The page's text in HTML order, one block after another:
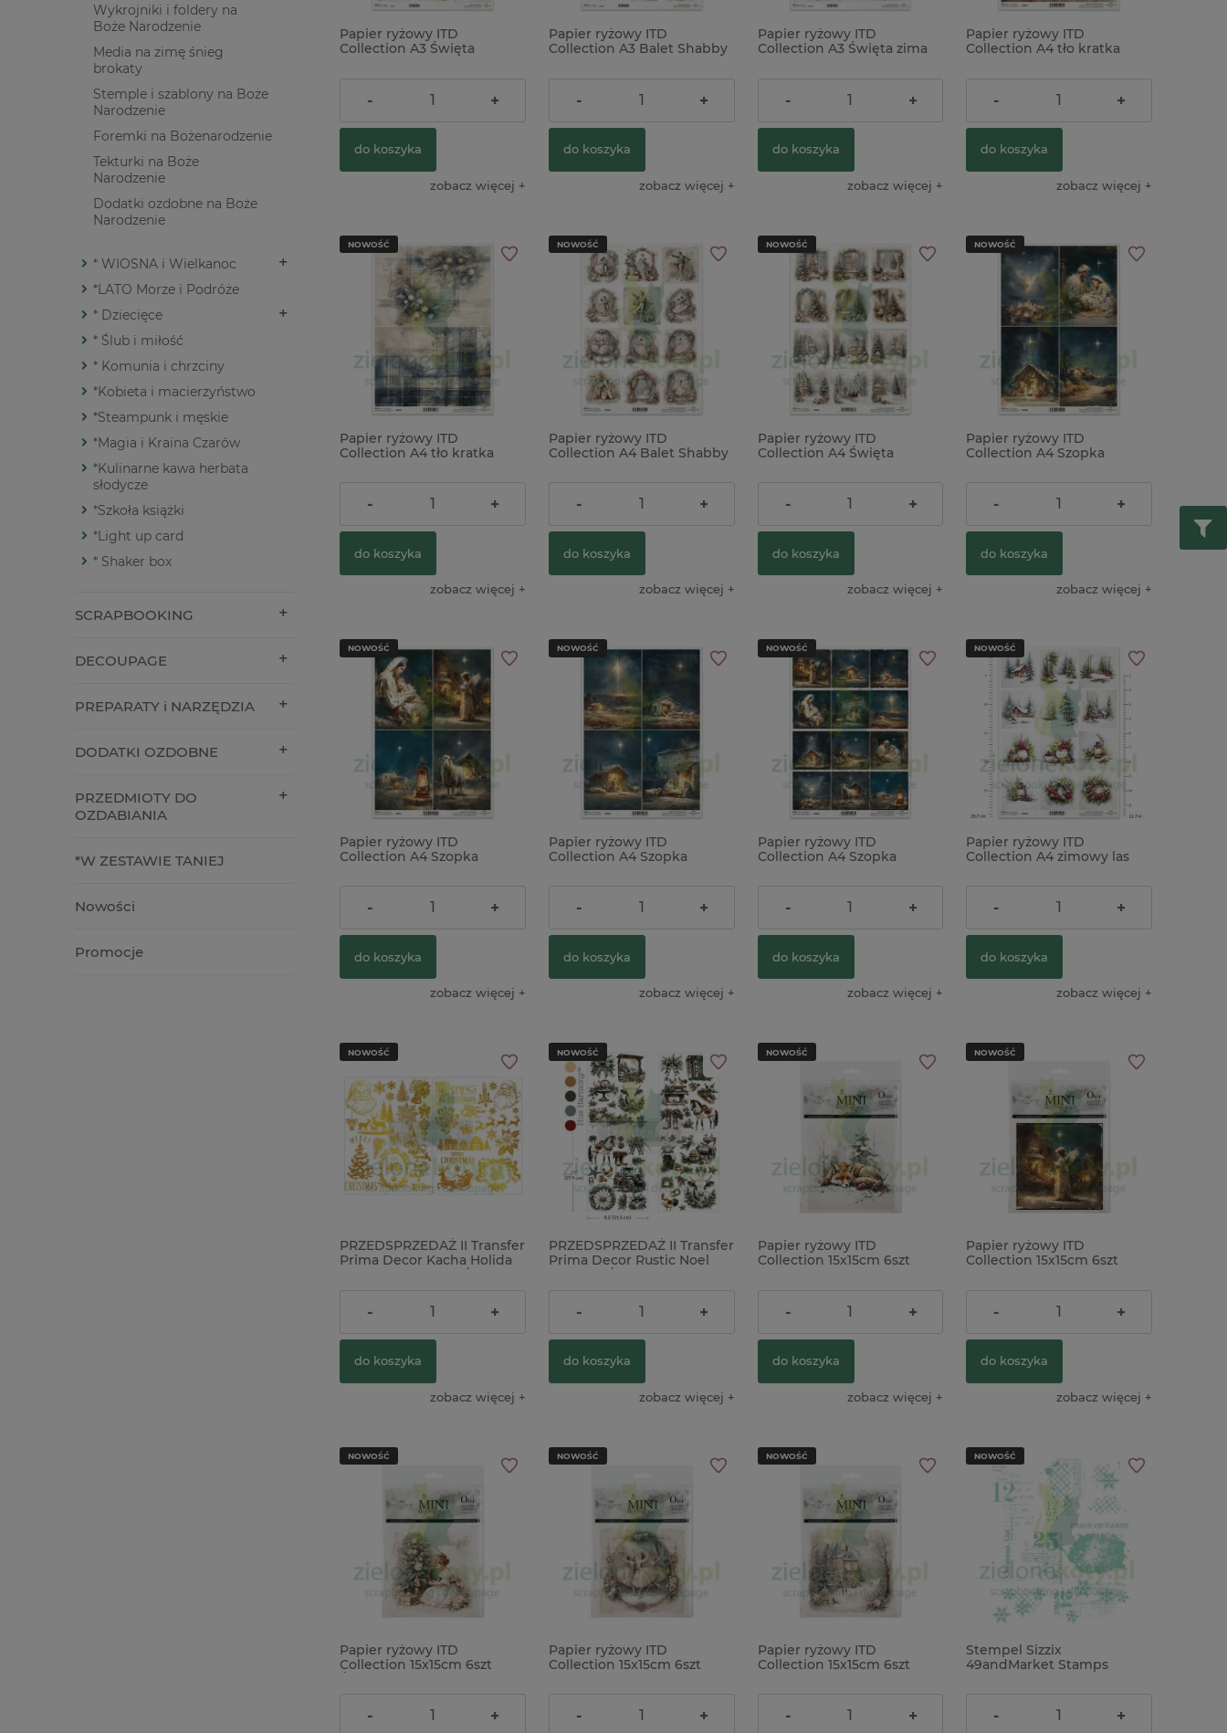
Wykrojniki i foldery na
Boże Narodzenie
Media na zimę śnieg
brokaty
Stemple i szablony na Boże
Narodzenie
Foremki na Bożenarodzenie
Tekturki na Boże
Narodzenie
Dodatki ozdobne na Boże
Narodzenie
* WIOSNA i Wielkanoc
*LATO Morze i Podróże
* Dziecięce
* Ślub i miłość
* Komunia i chrzciny
*Kobieta i macierzyństwo
*Steampunk i męskie
*Magia i Kraina Czarów
*Kulinarne kawa herbata
słodycze
*Szkoła książki
*Light up card
* Shaker box
SCRAPBOOKING
DECOUPAGE
PREPARATY i NARZĘDZIA
DODATKI OZDOBNE
PRZEDMIOTY DO
OZDABIANIA
*W ZESTAWIE TANIEJ
Nowości
Promocje
Papier ryżowy ITD
Collection A3 Święta
16,90 zł
- +
do koszyka
zobacz więcej
Papier ryżowy ITD
Collection A3 Balet Shabby
16,90 zł
- +
do koszyka
zobacz więcej
Papier ryżowy ITD
Collection A3 Święta zima
16,90 zł
- +
do koszyka
zobacz więcej
Papier ryżowy ITD
Collection A4 tło kratka
9,90 zł
- +
do koszyka
zobacz więcej
Papier ryżowy ITD
Collection A4 tło kratka
9,90 zł
- +
do koszyka
zobacz więcej
NOWOŚĆ
Papier ryżowy ITD
Collection A4 Balet Shabby
9,90 zł
- +
do koszyka
zobacz więcej
NOWOŚĆ
Papier ryżowy ITD
Collection A4 Święta
9,90 zł
- +
do koszyka
zobacz więcej
NOWOŚĆ
Papier ryżowy ITD
Collection A4 Szopka
9,90 zł
- +
do koszyka
zobacz więcej
NOWOŚĆ
Papier ryżowy ITD
Collection A4 Szopka
9,90 zł
- +
do koszyka
zobacz więcej
NOWOŚĆ
Papier ryżowy ITD
Collection A4 Szopka
9,90 zł
- +
do koszyka
zobacz więcej
NOWOŚĆ
Papier ryżowy ITD
Collection A4 Szopka
9,90 zł
- +
do koszyka
zobacz więcej
NOWOŚĆ
Papier ryżowy ITD
Collection A4 zimowy las
9,90 zł
- +
do koszyka
zobacz więcej
NOWOŚĆ
PRZEDSPRZEDAŻ II Transfer
Prima Decor Kacha Holida
Heirloom 28x21cm / 4
bożonarodzeniowe złote
74,00 zł
- +
do koszyka
zobacz więcej
NOWOŚĆ
PRZEDSPRZEDAŻ II Transfer
Prima Decor Rustic Noel
28x21cm / 4 arkusze
bożenarodzenie
74,00 zł
- +
do koszyka
zobacz więcej
NOWOŚĆ
Papier ryżowy ITD
Collection 15x15cm 6szt
24,90 zł
- +
do koszyka
zobacz więcej
NOWOŚĆ
Papier ryżowy ITD
Collection 15x15cm 6szt
24,90 zł
- +
do koszyka
zobacz więcej
NOWOŚĆ
Papier ryżowy ITD
Collection 15x15cm 6szt
24,90 zł
- +
NOWOŚĆ
Papier ryżowy ITD
Collection 15x15cm 6szt
24,90 zł
- +
NOWOŚĆ
Papier ryżowy ITD
Collection 15x15cm 6szt
24,90 zł
- +
NOWOŚĆ
Stempel Sizzix
49andMarket Stamps
109,00 zł
- +
NOWOŚĆ